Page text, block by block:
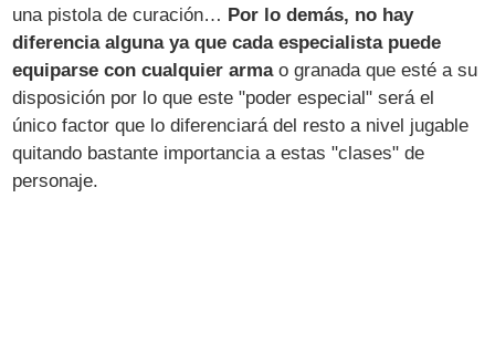
una pistola de curación… Por lo demás, no hay
diferencia alguna ya que cada especialista puede
equiparse con cualquier armao granada que esté a su
disposición por lo que este "poder especial" será el
único factor que lo diferenciará del resto a nivel jugable
quitando bastante importancia a estas "clases" de
personaje.